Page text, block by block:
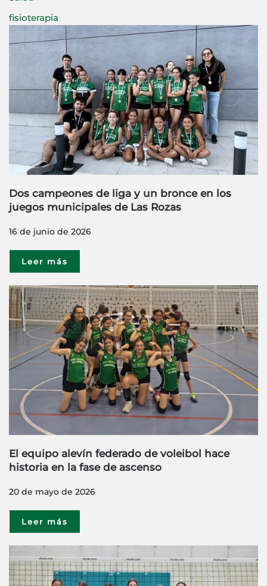
fisioterapia
Dos campeones de liga y un bronce en los
juegos municipales de Las Rozas
16 de junio de 2026
Leer más
El equipo alevín federado de voleibol hace
historia en la fase de ascenso
20 de mayo de 2026
Leer más